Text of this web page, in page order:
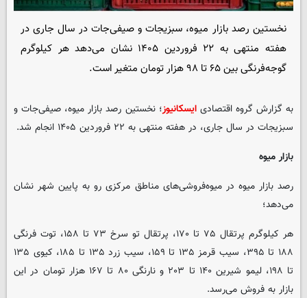
نخستین رصد بازار میوه، سبزیجات و صیفی‌جات در سال جاری در
هفته منتهی به ۲۲ فروردین ۱۴۰۵ نشان می‌دهد هر کیلوگرم
گوجه‌فرنگی بین ۶۵ تا ۹۸ هزار تومان متغیر است.
به گزارش گروه اقتصادیایسکانیوز؛ نخستین رصد بازار میوه، صیفی‌جات و
سبزیجات در سال جاری، در هفته منتهی به ۲۲ فروردین ۱۴۰۵ انجام شد.
بازار میوه
رصد بازار میوه در میوه‌فروشی‌های مناطق مرکزی رو به پایین شهر نشان
می‌دهد؛
هر کیلوگرم پرتقال ۷۵ تا ۱۷۰، پرتقال تو سرخ ۷۳ تا ۱۵۸، توت فرنگی
۱۸۸ تا ۳۹۵، سیب قرمز ۱۳۵ تا ۱۵۹، سیب زرد ۱۳۵ تا ۱۸۵، کیوی ۱۳۵
تا ۱۹۸، لیمو شیرین ۱۴۰ تا ۲۰۳ و نارنگی ۸۰ تا ۱۶۷ هزار تومان در این
بازار به فروش می‌رسد.